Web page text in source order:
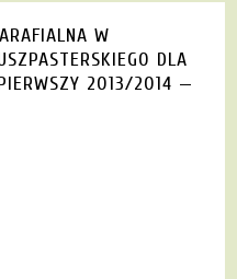
W
DLA
2013/2014 —